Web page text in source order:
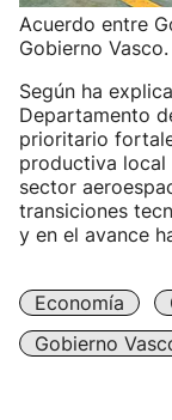
Acuerdo entre
Gobierno Vasco.
Según ha
Departamento
prioritario
productiva
sector
transiciones
y en el avance
Economía
Gobierno